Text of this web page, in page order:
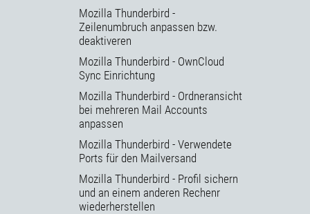
Mozilla Thunderbird -
Zeilenumbruch anpassen bzw.
deaktiveren
Mozilla Thunderbird - OwnCloud
Sync Einrichtung
Mozilla Thunderbird - Ordneransicht
bei mehreren Mail Accounts
anpassen
Mozilla Thunderbird - Verwendete
Ports für den Mailversand
Mozilla Thunderbird - Profil sichern
und an einem anderen Rechenr
wiederherstellen